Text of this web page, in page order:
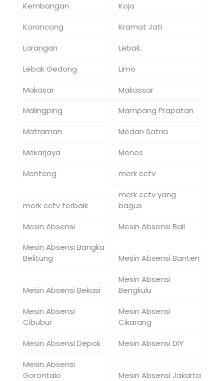
Kembangan
Koja
Koroncong
Kramat Jati
Larangan
Lebak
Lebak Gedong
Limo
Makasar
Makassar
Malingping
Mampang Prapatan
Matraman
Medan Satria
Mekarjaya
Menes
Menteng
merk cctv
merk cctv terbaik
merk cctv yang
bagus
Mesin Absensi
Mesin Absensi Bali
Mesin Absensi Bangka
Belitung
Mesin Absensi Banten
Mesin Absensi Bekasi
Mesin Absensi
Bengkulu
Mesin Absensi
Cibubur
Mesin Absensi
Cikarang
Mesin Absensi Depok
Mesin Absensi DIY
Mesin Absensi
Gorontalo
Mesin Absensi Jakarta